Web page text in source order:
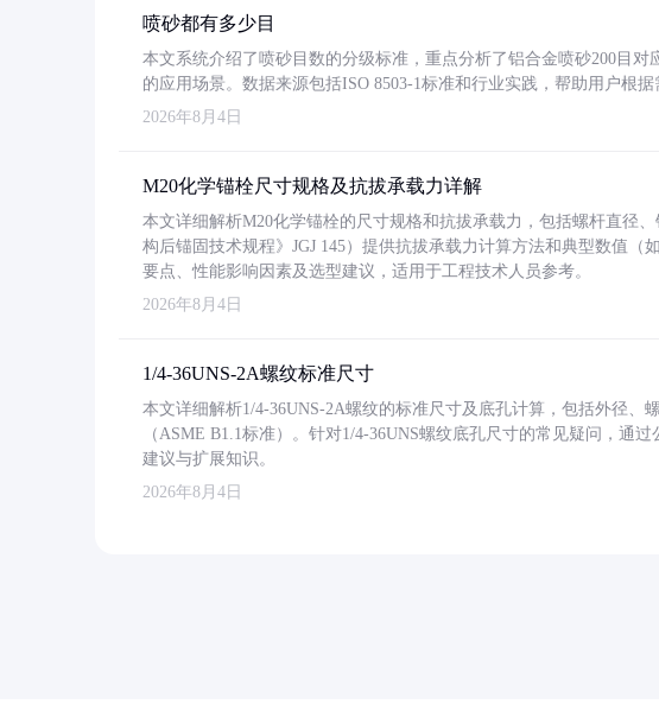
喷砂都有多少目
本文系统介绍了喷砂目数的分级标准，重点分析了铝合金喷砂200目对
的应用场景。数据来源包括ISO 8503-1标准和行业实践，帮助用户根据
2026年8月4日
M20化学锚栓尺寸规格及抗拔承载力详解
本文详细解析M20化学锚栓的尺寸规格和抗拔承载力，包括螺杆直径
构后锚固技术规程》JGJ 145）提供抗拔承载力计算方法和典型数值（
要点、性能影响因素及选型建议，适用于工程技术人员参考。
2026年8月4日
1/4-36UNS-2A螺纹标准尺寸
本文详细解析1/4-36UNS-2A螺纹的标准尺寸及底孔计算，包括外径、
（ASME B1.1标准）。针对1/4-36UNS螺纹底孔尺寸的常见疑问，通
建议与扩展知识。
2026年8月4日